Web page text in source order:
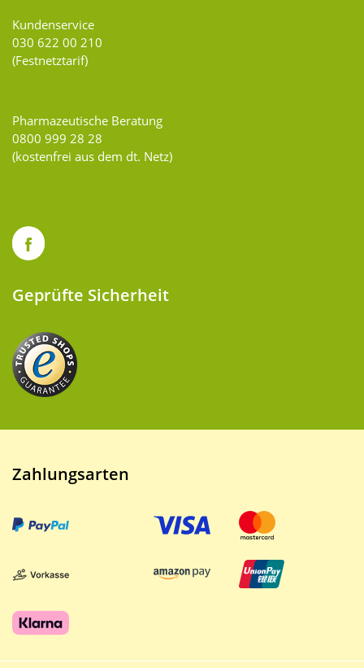
Kundenservice
030 622 00 210
(Festnetztarif)
Pharmazeutische Beratung
0800 999 28 28
(kostenfrei aus dem dt. Netz)
Geprüfte Sicherheit
Zahlungsarten